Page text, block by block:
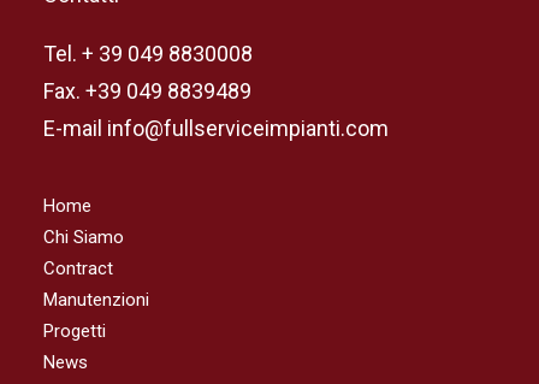
Tel. + 39 049 8830008
Fax. +39 049 8839489
E-mail info@fullserviceimpianti.com
Home
Chi Siamo
Contract
Manutenzioni
Progetti
News